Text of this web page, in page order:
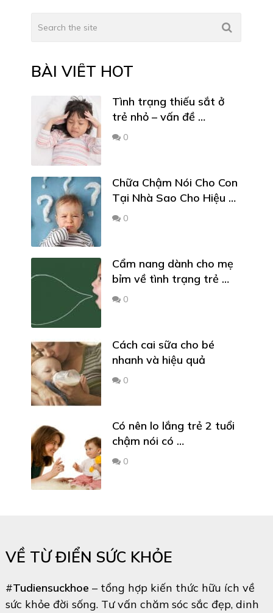
BÀI VIẾT HOT
Tình trạng thiếu sắt ở
trẻ nhỏ – vấn đề …
0
Chữa Chậm Nói Cho Con
Tại Nhà Sao Cho Hiệu …
0
Cẩm nang dành cho mẹ
bỉm về tình trạng trẻ …
0
Cách cai sữa cho bé
nhanh và hiệu quả
0
Có nên lo lắng trẻ 2 tuổi
chậm nói có …
0
VỀ TỪ ĐIỂN SỨC KHỎE
#Tudiensuckhoe – tổng hợp kiến thức hữu ích về
sức khỏe đời sống. Tư vấn chăm sóc sắc đẹp, dinh